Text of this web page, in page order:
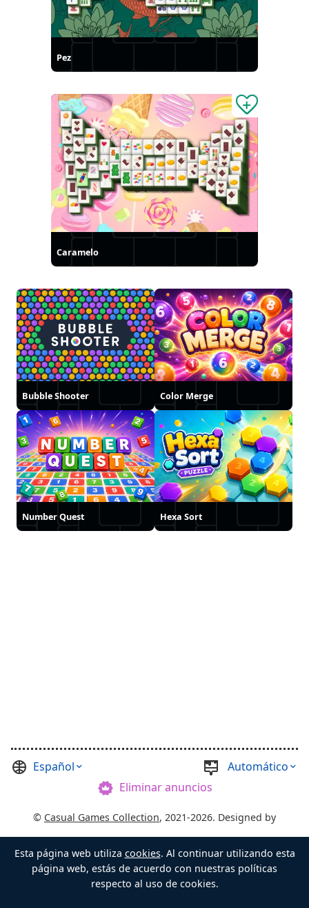
Pez
Caramelo
Bubble Shooter Color Merge
Number Quest Hexa Sort
Español
Automático
Eliminar anuncios
© Casual Games Collection, 2021-2026. Designed by
FINAL LEVEL.
Condiciones
Intimidad El maestro del Cofre
Esta página web utiliza cookies. Al continuar utilizando esta
página web, estás de acuerdo con nuestras políticas
respecto al uso de cookies.